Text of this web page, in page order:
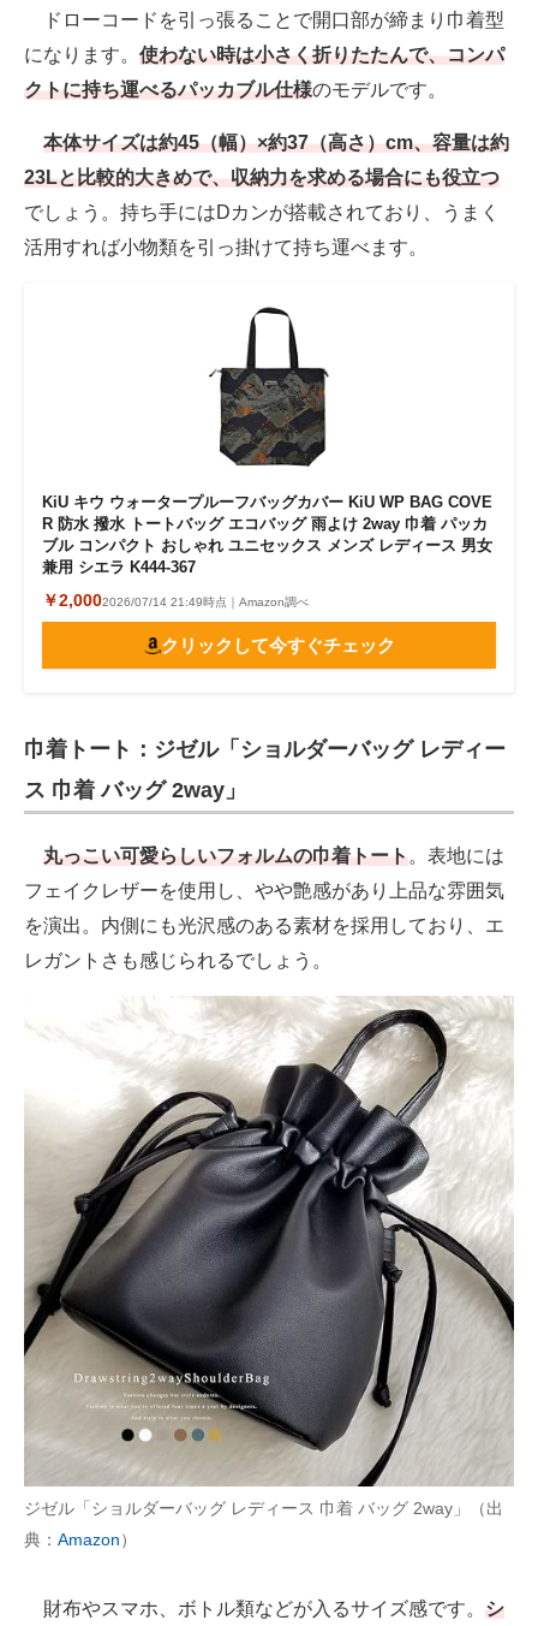
ドローコードを引っ張ることで開口部が締まり巾着型
になります。 使わない時は小さく折りたたんで、コンパ
クトに持ち運べるパッカブル仕様のモデルです。
本体サイズは約45（幅）×約37（高さ）cm、容量は約
23Lと比較的大きめで、収納力を求める場合にも役立つ
でしょう。持ち手にはDカンが搭載されており、うまく
活用すれば小物類を引っ掛けて持ち運べます。
KiU キウ ウォータープルーフバッグカバー KiU WP BAG COVE
R 防水 撥水 トートバッグ エコバッグ 雨よけ 2way 巾着 パッカ
ブル コンパクト おしゃれ ユニセックス メンズ レディース 男女
兼用 シエラ K444-367
￥2,0002026/07/14 21:49時点｜Amazon調べ
クリックして今すぐチェック
巾着トート：ジゼル「ショルダーバッグ レディー
ス 巾着 バッグ 2way」
丸っこい可愛らしいフォルムの巾着トート。表地には
フェイクレザーを使用し、やや艶感があり上品な雰囲気
を演出。内側にも光沢感のある素材を採用しており、エ
レガントさも感じられるでしょう。
ジゼル「ショルダーバッグ レディース 巾着 バッグ 2way」（出
典： Amazon）
財布やスマホ、ボトル類などが入るサイズ感です。 シ